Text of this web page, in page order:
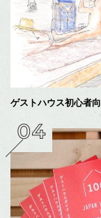
ゲストハウス初心者